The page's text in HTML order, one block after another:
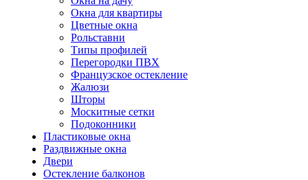
Окна для квартиры
Цветные окна
Рольставни
Типы профилей
Перегородки ПВХ
Французское остекление
Жалюзи
Шторы
Москитные сетки
Подоконники
Пластиковые окна
Раздвижные окна
Двери
Остекление балконов